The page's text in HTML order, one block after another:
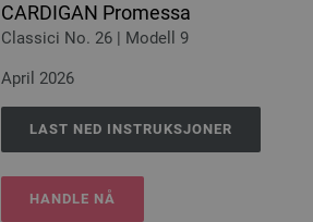
CARDIGAN Promessa
Classici No. 26 | Modell 9
April 2026
LAST NED INSTRUKSJONER
HANDLE NÅ